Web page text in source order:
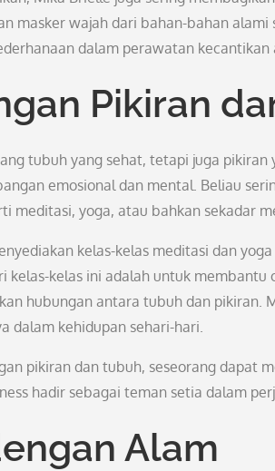
masker wajah dari bahan-bahan
dalam perawatan
Pikiran
tubuh yang sehat, tetapi juga
emosional dan mental. Beliau
meditasi, yoga, atau bahkan sekadar
kelas-kelas meditasi dan
kelas-kelas ini adalah untuk
hubungan antara tubuh dan pikiran.
dalam kehidupan sehari-hari.
pikiran dan tubuh, seseorang dapat
hadir sebagai teman setia dalam
Alam